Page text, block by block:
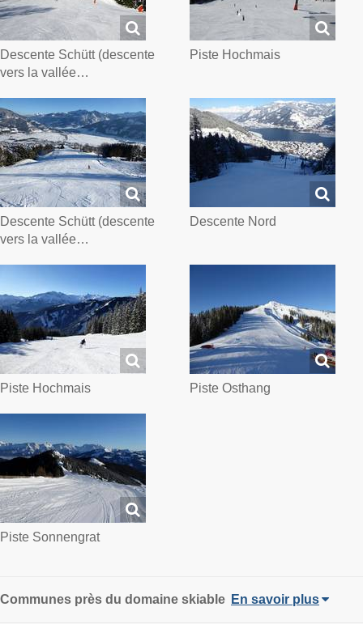
Descente Schütt (descente
vers la vallée…
Piste Hochmais
Descente Schütt (descente
vers la vallée…
Descente Nord
Piste Hochmais Piste Osthang
Piste Sonnengrat
Communes près du domaine skiable En savoir plus